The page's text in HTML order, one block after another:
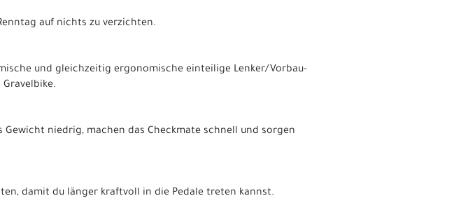
auf nichts zu verzichten.
und gleichzeitig ergonomische einteilige Lenker/Vorbau-
niedrig, machen das Checkmate schnell und sorgen
damit du länger kraftvoll in die Pedale treten kannst.